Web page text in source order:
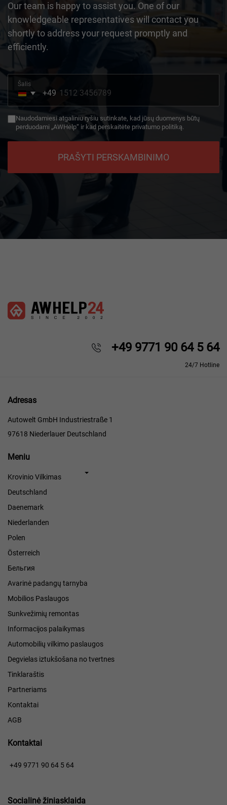
Our team is happy to assist you. One of our
knowledgeable representatives will contact you
shortly to address your request promptly and
efficiently.
Šalis
Germany
+49
+49
Naudodamiesi atgaliniu ryšiu sutinkate, kad jūsų duomenys būtų
perduodami „AWHelp“ ir kad perskaitėte privatumo politiką.
PRAŠYTI PERSKAMBINIMO
+49 9771 90 64 5 64
24/7 Hotline
Adresas
Autowelt GmbH Industriestraße 1
97618 Niederlauer Deutschland
Meniu
Meniu
Krovinio Vilkimas
Deutschland
Daenemark
Niederlanden
Polen
Österreich
Бельгия
Avarinė padangų tarnyba
Mobilios Paslaugos
Sunkvežimių remontas
Informacijos palaikymas
Automobilių vilkimo paslaugos
Degvielas iztukšošana no tvertnes
Tinklaraštis
Partneriams
Kontaktai
AGB
Kontaktai
+49 9771 90 64 5 64
Socialinė žiniasklaida